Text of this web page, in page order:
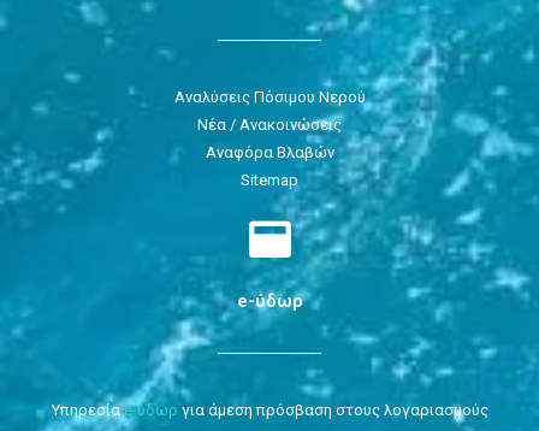
Αναλύσεις Πόσιμου Νερού
Νέα / Ανακοινώσεις
Αναφόρα Βλαβών
Sitemap
e-ύδωρ
Υπηρεσίαe-ύδωρ για άμεση πρόσβαση στους λογαριασμούς